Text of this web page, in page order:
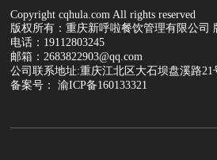
Copyright cqhula.com All rights reserved
版权所有：重庆新呼啦餐饮管理有限公司
电话：19112803245
邮箱：2683822903@qq.com
公司联系地址:重庆江北区大石坝盘溪路21
备案号： 渝ICP备160133321